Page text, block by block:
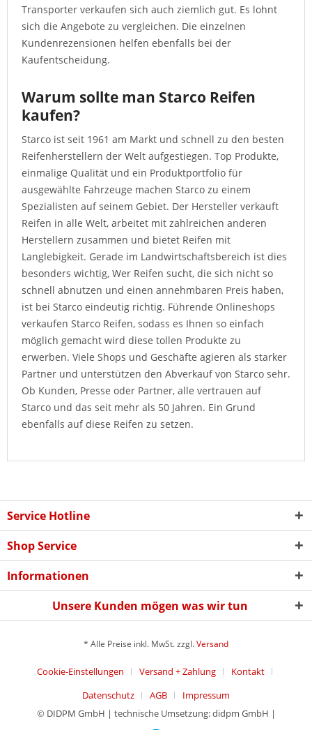
Transporter verkaufen sich auch ziemlich gut. Es lohnt
sich die Angebote zu vergleichen. Die einzelnen
Kundenrezensionen helfen ebenfalls bei der
Kaufentscheidung.
Warum sollte man Starco Reifen
kaufen?
Starco ist seit 1961 am Markt und schnell zu den besten
Reifenherstellern der Welt aufgestiegen. Top Produkte,
einmalige Qualität und ein Produktportfolio für
ausgewählte Fahrzeuge machen Starco zu einem
Spezialisten auf seinem Gebiet. Der Hersteller verkauft
Reifen in alle Welt, arbeitet mit zahlreichen anderen
Herstellern zusammen und bietet Reifen mit
Langlebigkeit. Gerade im Landwirtschaftsbereich ist dies
besonders wichtig, Wer Reifen sucht, die sich nicht so
schnell abnutzen und einen annehmbaren Preis haben,
ist bei Starco eindeutig richtig. Führende Onlineshops
verkaufen Starco Reifen, sodass es Ihnen so einfach
möglich gemacht wird diese tollen Produkte zu
erwerben. Viele Shops und Geschäfte agieren als starker
Partner und unterstützen den Abverkauf von Starco sehr.
Ob Kunden, Presse oder Partner, alle vertrauen auf
Starco und das seit mehr als 50 Jahren. Ein Grund
ebenfalls auf diese Reifen zu setzen.
Service Hotline
Shop Service
Informationen
Unsere Kunden mögen was wir tun
* Alle Preise inkl. MwSt. zzgl.Versand
Cookie-Einstellungen Versand + Zahlung
Kontakt
Datenschutz
AGB
Impressum
© DIDPM GmbH | technische Umsetzung: didpm GmbH |